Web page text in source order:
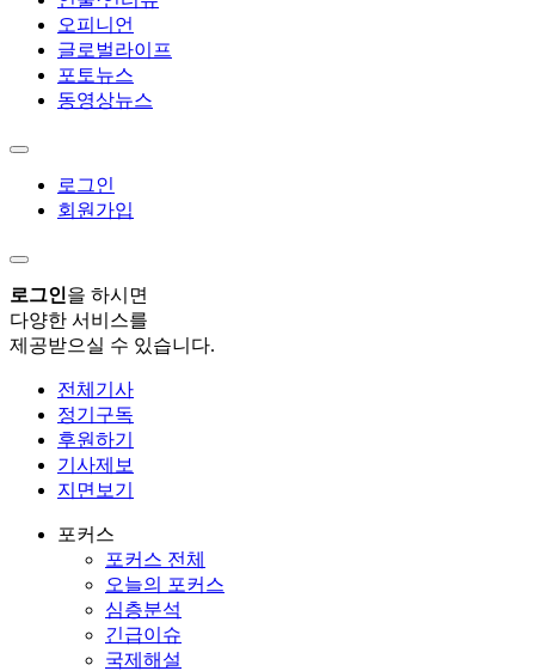
오피니언
글로벌라이프
포토뉴스
동영상뉴스
로그인
회원가입
로그인을 하시면
다양한 서비스를
제공받으실 수 있습니다.
전체기사
정기구독
후원하기
기사제보
지면보기
포커스
포커스 전체
오늘의 포커스
심층분석
긴급이슈
국제해설